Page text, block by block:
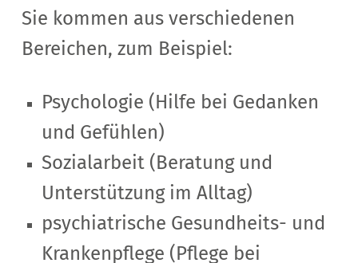
Sie kommen aus verschiedenen
Bereichen, zum Beispiel:
Psychologie (Hilfe bei Gedanken
und Gefühlen)
Sozialarbeit (Beratung und
Unterstützung im Alltag)
psychiatrische Gesundheits- und
Krankenpflege (Pflege bei